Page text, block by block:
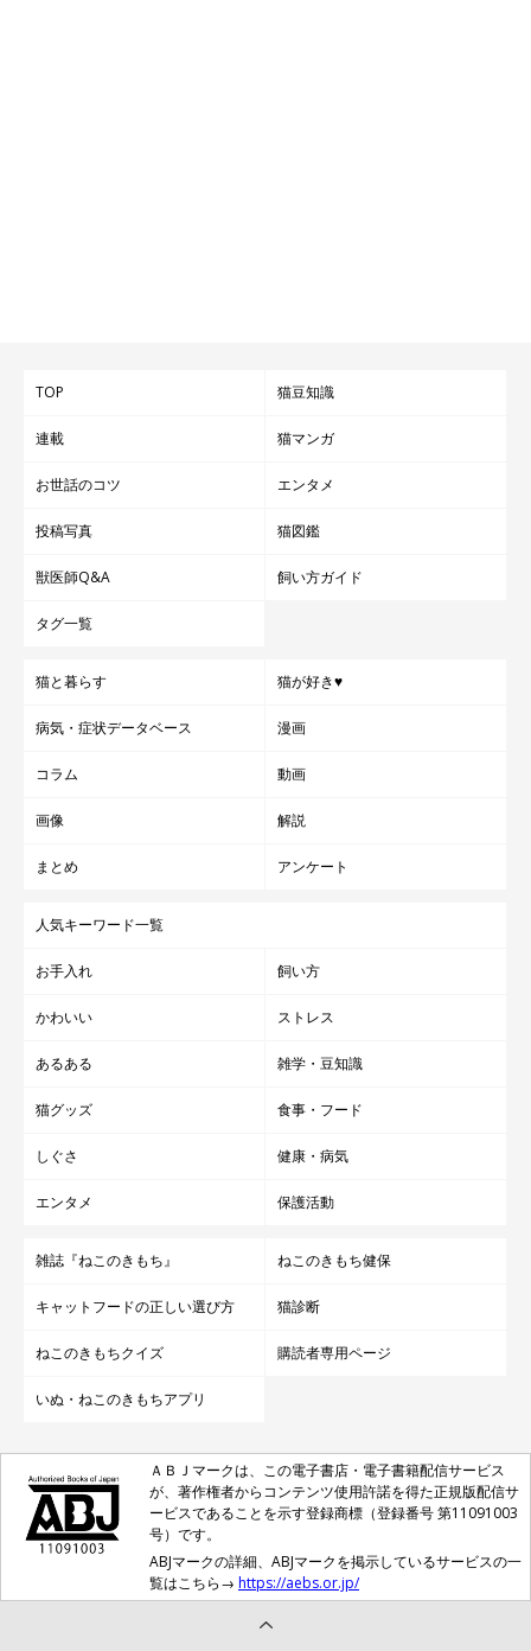
TOP 猫豆知識
連載 猫マンガ
お世話のコツ エンタメ
投稿写真 猫図鑑
獣医師Q&A 飼い方ガイド
タグ一覧
猫と暮らす 猫が好き♥
病気・症状データベース 漫画
コラム 動画
画像 解説
まとめ アンケート
人気キーワード一覧
お手入れ 飼い方
かわいい ストレス
あるある 雑学・豆知識
猫グッズ 食事・フード
しぐさ 健康・病気
エンタメ 保護活動
雑誌『ねこのきもち』 ねこのきもち健保
キャットフードの正しい選び方 猫診断
ねこのきもちクイズ 購読者専用ページ
いぬ・ねこのきもちアプリ
ＡＢＪマークは、この電子書店・電子書籍配信サービス
が、著作権者からコンテンツ使用許諾を得た正規版配信サ
ービスであることを示す登録商標（登録番号 第11091003
号）です。
ABJマークの詳細、ABJマークを掲示しているサービスの一
覧はこちら→ https://aebs.or.jp/